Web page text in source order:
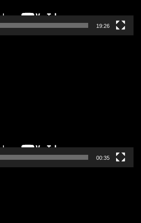
19:26
00:35